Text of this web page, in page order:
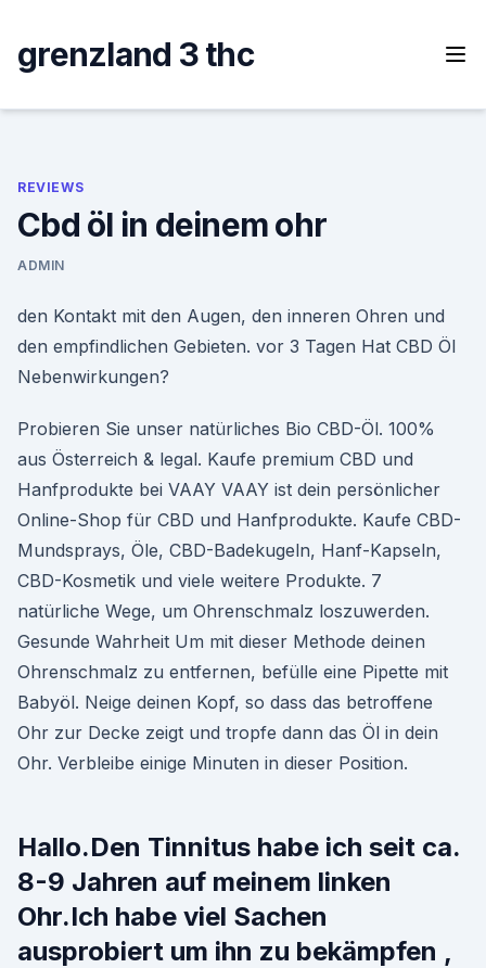
content
grenzland 3 thc
REVIEWS
Cbd öl in deinem ohr
ADMIN
den Kontakt mit den Augen, den inneren Ohren und
den empfindlichen Gebieten. vor 3 Tagen Hat CBD Öl
Nebenwirkungen?
Probieren Sie unser natürliches Bio CBD-Öl. 100%
aus Österreich & legal. Kaufe premium CBD und
Hanfprodukte bei VAAY VAAY ist dein persönlicher
Online-Shop für CBD und Hanfprodukte. Kaufe CBD-
Mundsprays, Öle, CBD-Badekugeln, Hanf-Kapseln,
CBD-Kosmetik und viele weitere Produkte. 7
natürliche Wege, um Ohrenschmalz loszuwerden.
Gesunde Wahrheit Um mit dieser Methode deinen
Ohrenschmalz zu entfernen, befülle eine Pipette mit
Babyöl. Neige deinen Kopf, so dass das betroffene
Ohr zur Decke zeigt und tropfe dann das Öl in dein
Ohr. Verbleibe einige Minuten in dieser Position.
Hallo.Den Tinnitus habe ich seit ca.
8-9 Jahren auf meinem linken
Ohr.Ich habe viel Sachen
ausprobiert um ihn zu bekämpfen ,